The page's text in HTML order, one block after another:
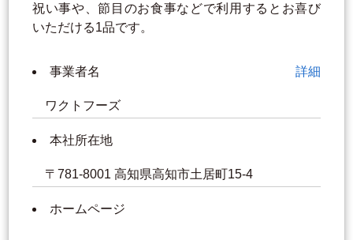
祝い事や、節目のお食事などで利用するとお喜び
いただける1品です。
事業者名 詳細
ワクトフーズ
本社所在地
〒781-8001 高知県高知市土居町15-4
ホームページ